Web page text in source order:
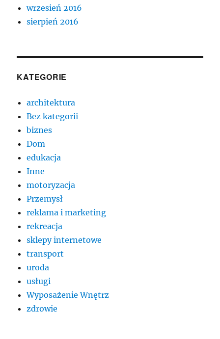
wrzesień 2016
sierpień 2016
KATEGORIE
architektura
Bez kategorii
biznes
Dom
edukacja
Inne
motoryzacja
Przemysł
reklama i marketing
rekreacja
sklepy internetowe
transport
uroda
usługi
Wyposażenie Wnętrz
zdrowie